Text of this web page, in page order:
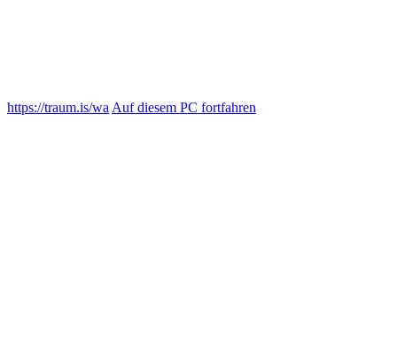
https://traum.is/wa Auf diesem PC fortfahren